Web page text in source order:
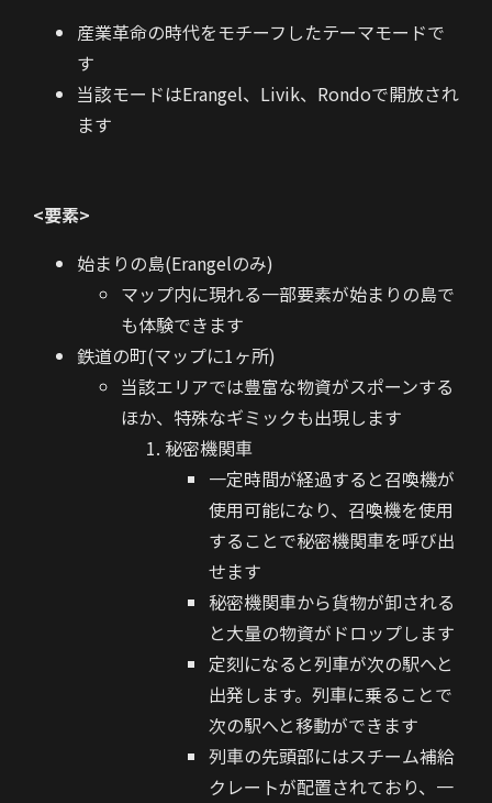
産業革命の時代をモチーフしたテーマモードで
す
当該モードはErangel、Livik、Rondoで開放され
ます
<要素>
始まりの島(Erangelのみ)
マップ内に現れる一部要素が始まりの島で
も体験できます
鉄道の町(マップに1ヶ所)
当該エリアでは豊富な物資がスポーンする
ほか、特殊なギミックも出現します
秘密機関車
一定時間が経過すると召喚機が
使用可能になり、召喚機を使用
することで秘密機関車を呼び出
せます
秘密機関車から貨物が卸される
と大量の物資がドロップします
定刻になると列車が次の駅へと
出発します。列車に乗ることで
次の駅へと移動ができます
列車の先頭部にはスチーム補給
クレートが配置されており、一